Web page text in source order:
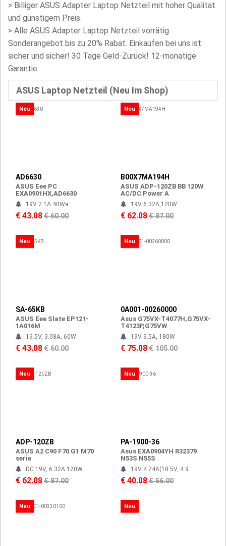
> Billiger ASUS Adapter Laptop Netzteil mit hoher Qualität
und günstigem Preis.
> Alle ASUS Adapter Laptop Netzteil vorrätig
Sonderangebot bis zu 20% Rabat. Einkaufen bei uns ist
sicher und sicher! 30 Tage Geld-Zurück! 12-monatige
Garantie.
ASUS Laptop Netzteil (Neu Im Shop)
Neu
AD6630
ASUS Eee PC
EXA0901HX,AD6630
19V 2.1A 40Wa
€ 43.08€ 60.00
Neu
B00X7MA194H
ASUS ADP-120ZB BB 120W
AC/DC Power A
19V 6.32A,120W
€ 62.08€ 87.00
Neu
SA-65KB
ASUS Eee Slate EP121-
1A016M
19.5V, 3.08A, 60W
€ 43.08€ 60.00
Neu
0A001-00260000
Asus G75VX-T4077H,G75VX-
T4123P,G75VW
19V 9.5A, 180W
€ 75.08€ 105.00
Neu
ADP-120ZB
ASUS A2 C90 F70 G1 M70
serie
DC 19V, 6.32A 120W
€ 62.08€ 87.00
Neu
PA-1900-36
Asus EXA0904YH R32379
N53S N55S
19V 4.74A(18.5V, 4.9
€ 40.08€ 56.00
Neu Neu